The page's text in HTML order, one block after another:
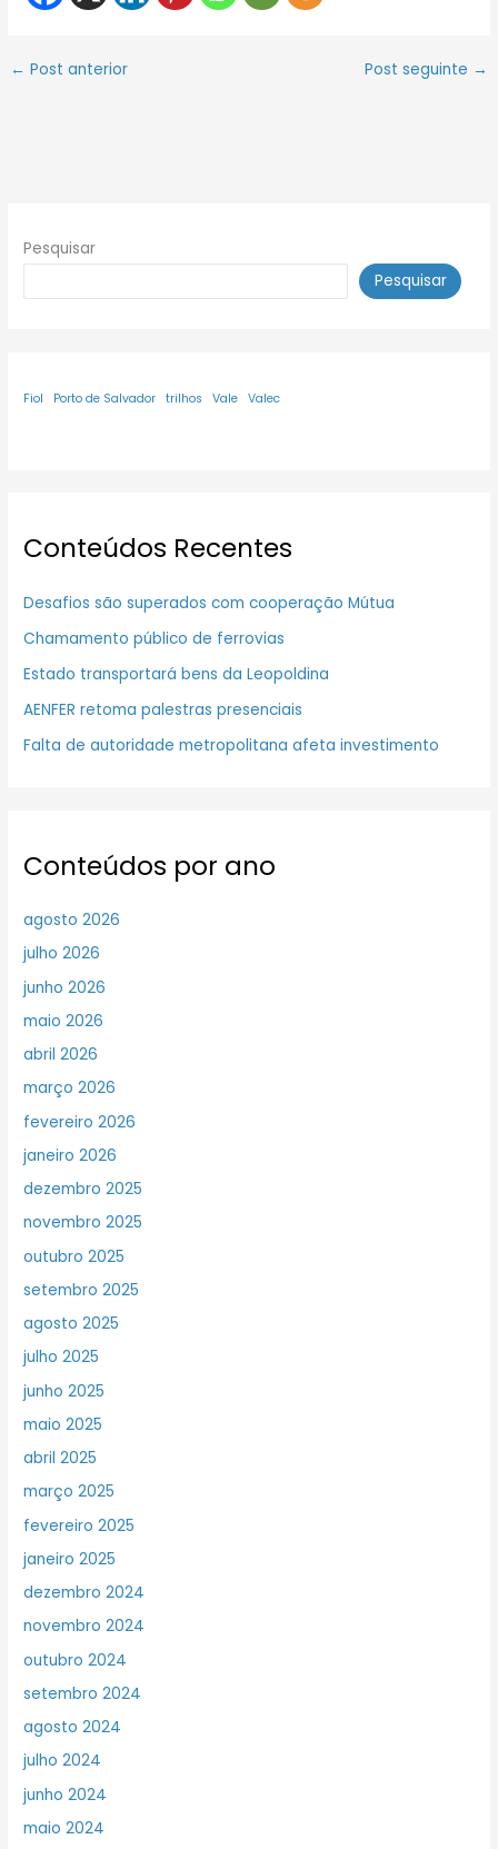
← Post anterior Post seguinte →
Pesquisar
Pesquisar
Fiol Porto de Salvador trilhos Vale Valec
Conteúdos Recentes
Desafios são superados com cooperação Mútua
Chamamento público de ferrovias
Estado transportará bens da Leopoldina
AENFER retoma palestras presenciais
Falta de autoridade metropolitana afeta investimento
Conteúdos por ano
agosto 2026
julho 2026
junho 2026
maio 2026
abril 2026
março 2026
fevereiro 2026
janeiro 2026
dezembro 2025
novembro 2025
outubro 2025
setembro 2025
agosto 2025
julho 2025
junho 2025
maio 2025
abril 2025
março 2025
fevereiro 2025
janeiro 2025
dezembro 2024
novembro 2024
outubro 2024
setembro 2024
agosto 2024
julho 2024
junho 2024
maio 2024